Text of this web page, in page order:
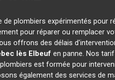
plombiers expérimentés pour
pour réparer ou remplacer
offrons des délais
lès Elbeuf en panne. Nos
est formée pour
également des services de